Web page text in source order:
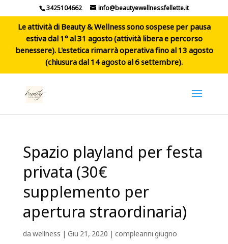
3425104662 info@beautyewellnessfellette.it
Le attività di Beauty & Wellness sono sospese per pausa
estiva dal 1° al 31 agosto (attività libera e percorso
benessere). L'estetica rimarrà operativa fino al 13 agosto
(chiusura dal 14 agosto al 6 settembre).
Spazio playland per festa
privata (30€
supplemento per
apertura straordinaria)
dawellness | Giu 21, 2020 | compleanni giugno